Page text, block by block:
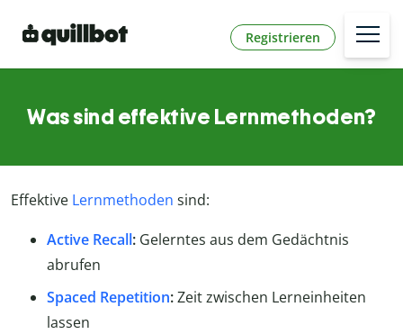
Registrieren
Was sind effektive Lernmethoden?
Effektive Lernmethoden sind:
Active Recall: Gelerntes aus dem Gedächtnis
abrufen
Spaced Repetition:Zeit zwischen Lerneinheiten
lassen